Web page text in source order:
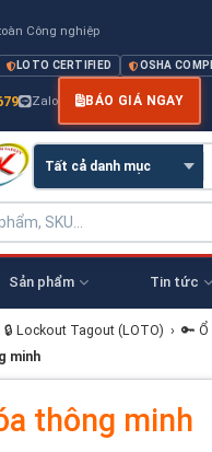
Công nghiệp
LOTO CERTIFIED OSHA
Zalo BÁO GIÁ NGAY
Sản phẩm Tin tức
🔒 Lockout Tagout (LOTO) › 🔑
minh
thông minh